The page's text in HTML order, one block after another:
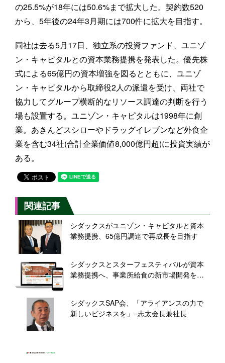
の25.5%が18年には50.6%まで拡大した。契約数520
から、5年後の24年3月期には700件に拡大を目指す。
同社は去る5月17日、独立系の投資ファンド、ユニゾ
ン・キャピタルとの資本業務提携を発表した。優先株
式による65億円の資本増強を図るとともに、ユニゾ
ン・キャピタルから取締役2人の派遣を受け、両社で
協力してグループ横断的なリソース調達の判断を行う
場も設置する。ユニゾン・キャピタルは1998年に創
業。あきんどスシローやドラッグイレブンなど外食企
業を含む34社(合計企業価値8,000億円超)に投資実績が
ある。
関連記事
シダックスがユニゾン・キャピタルと資本
業務提携、65億円調達で再成長を目指す
シダックスとスターフェスティバルが資本
業務提携へ、事業所給食の新市場開発をめ
シダックスSAP会、「アライアンスの力で
新しいビジネスを」=志太会長兼社長